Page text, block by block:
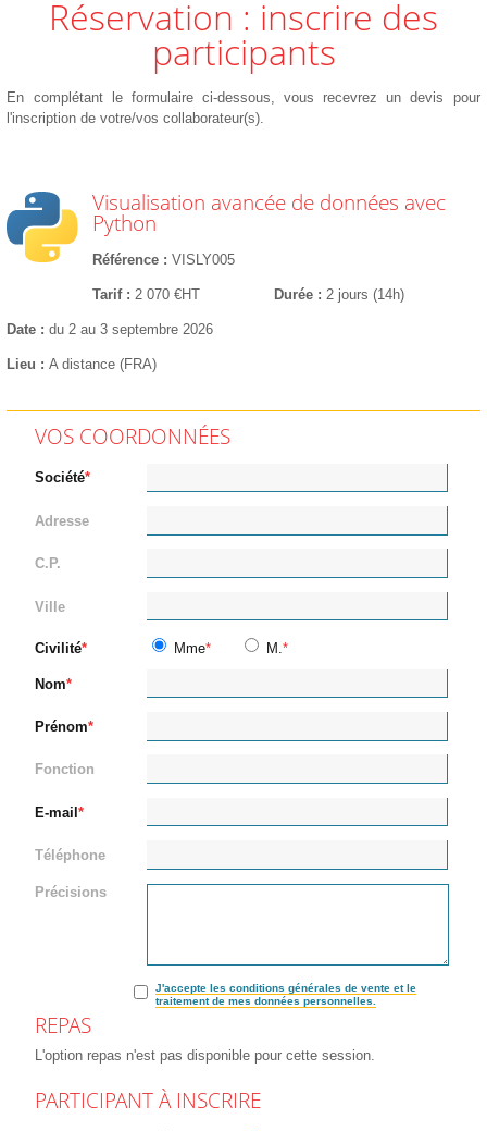
Réservation : inscrire des
participants
En complétant le formulaire ci-dessous, vous recevrez un devis pour
l'inscription de votre/vos collaborateur(s).
Visualisation avancée de données avec
Python
Référence VISLY005
Tarif 2 070 €HT Durée 2 jours (14h)
Date du 2 au 3 septembre 2026
Lieu A distance (FRA)
VOS COORDONNÉES
Société
Adresse
C.P.
Ville
Civilité Mme M.
Nom
Prénom
Fonction
E-mail
Téléphone
Précisions
J'accepte les conditions générales de vente et le
traitement de mes données personnelles.
REPAS
L'option repas n'est pas disponible pour cette session.
PARTICIPANT À INSCRIRE